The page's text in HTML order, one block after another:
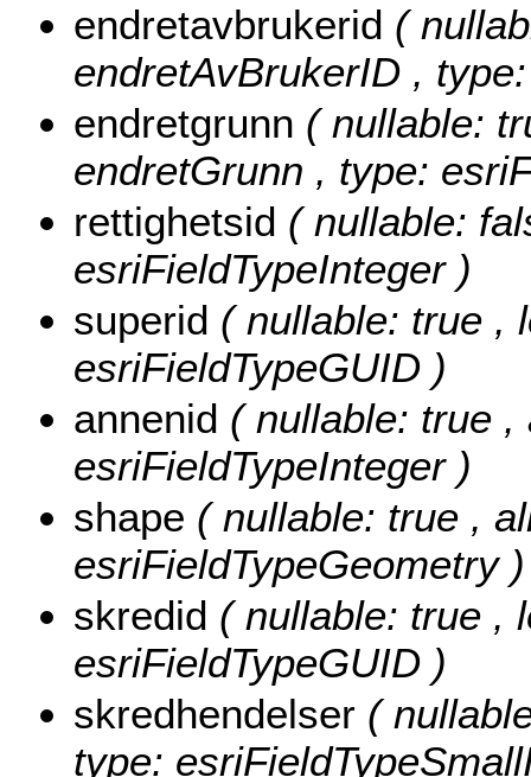
endretavbrukerid (
endretAvBrukerID ,
endretgrunn ( nullable:
endretGrunn , type:
rettighetsid ( nullable:
esriFieldTypeInteger )
superid ( nullable: true ,
esriFieldTypeGUID )
annenid ( nullable: true
esriFieldTypeInteger )
shape ( nullable: true ,
esriFieldTypeGeometry )
skredid ( nullable: true ,
esriFieldTypeGUID )
skredhendelser (
type: